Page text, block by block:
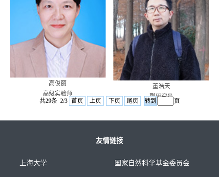
高俊丽
高级实验师
董浩天
副研究员
共29条 2/3 首页 上页 下页 尾页 页
友情链接
上海大学 国家自然科学基金委员会